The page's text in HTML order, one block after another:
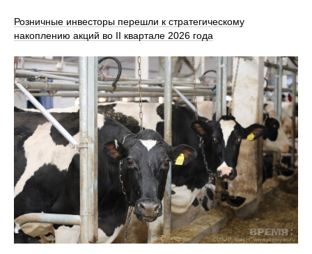
Розничные инвесторы перешли к стратегическому
накоплению акций во II квартале 2026 года